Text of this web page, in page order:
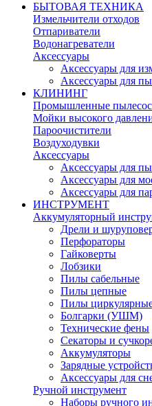
БЫТОВАЯ ТЕХНИКА
Измельчители отходов
Отпариватели
Водонагреватели
Аксессуары
Аксессуары для
Аксессуары для
КЛИНИНГ
Промышленные
Мойки высокого
Пароочистители
Воздуходувки
Аксессуары
Аксессуары для
Аксессуары для
Аксессуары для
ИНСТРУМЕНТ
Аккумуляторный
Дрели и
Перфораторы
Гайковерты
Лобзики
Пилы сабельные
Пилы цепные
Пилы
Болгарки (УШМ)
Технические фены
Секаторы и
Аккумуляторы
Зарядные
Аксессуары для
Ручной инструмент
Наборы ручного